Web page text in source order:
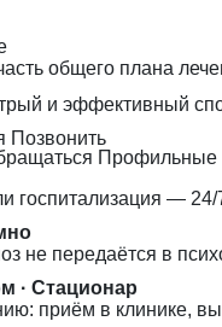
общего плана
и эффективный
Позвонить
Профильные
госпитализация —
не передаётся в
· Стационар
приём в клинике,